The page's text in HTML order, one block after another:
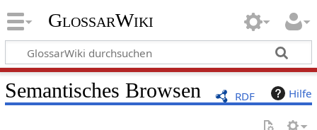
GlossarWiki
RDF Hilfe
Semantisches Browsen